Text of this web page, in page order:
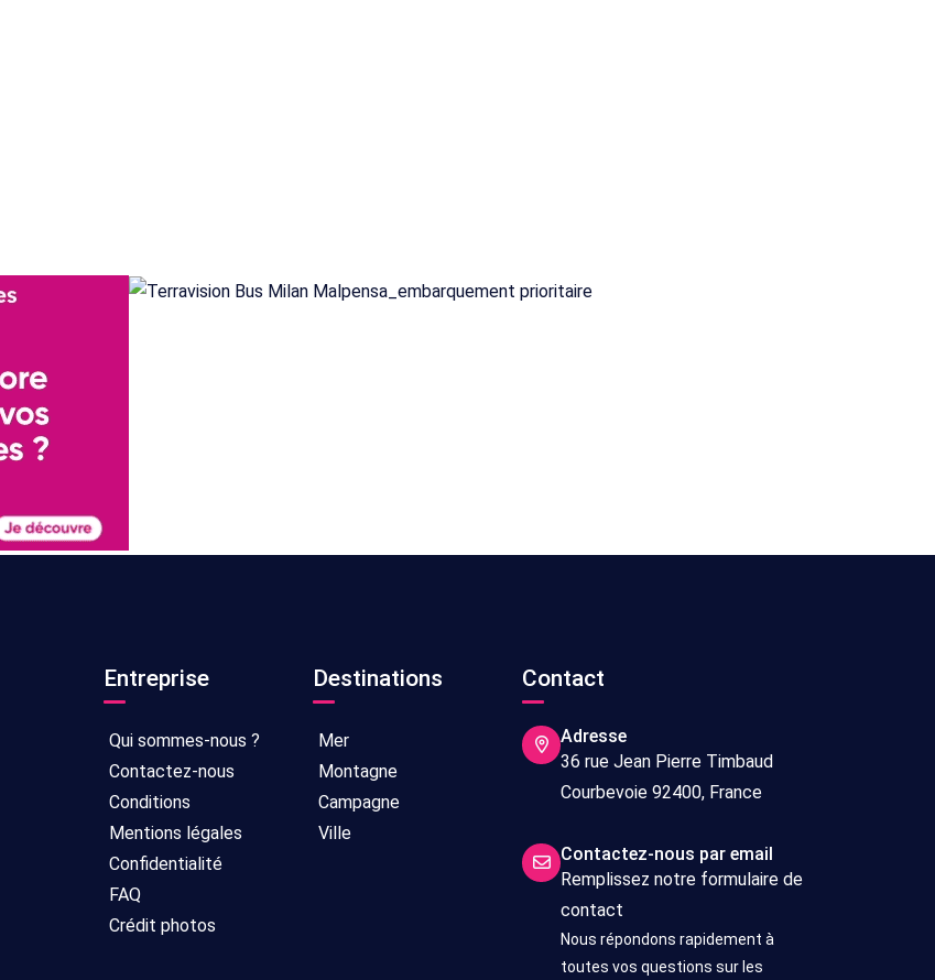
Entreprise
Qui sommes-nous ?
Contactez-nous
Conditions
Mentions légales
Confidentialité
FAQ
Crédit photos
Destinations
Mer
Montagne
Campagne
Ville
Contact
Adresse
36 rue Jean Pierre Timbaud
Courbevoie 92400, France
Contactez-nous par email
Remplissez notre formulaire de
contact
Nous répondons rapidement à
toutes vos questions sur les